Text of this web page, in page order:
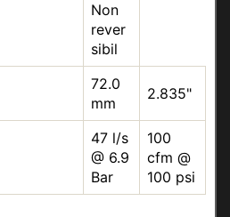
Non
rever
sibil
72.0
mm
2.835"
47 l/s
@ 6.9
Bar
100
cfm @
100 psi